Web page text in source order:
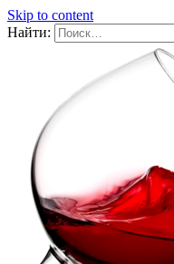
Skip to content
Найти: